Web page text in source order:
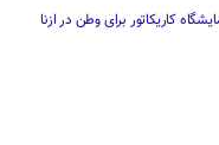
کاریکاتور برای وطن در ازنا